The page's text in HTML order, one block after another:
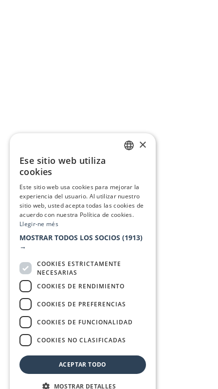
×
Ese sitio web utiliza
cookies
Este sitio web usa cookies para mejorar la
experiencia del usuario. Al utilizar nuestro
sitio web, usted acepta todas las cookies de
acuerdo con nuestra Política de cookies.
Llegir-ne més
MOSTRAR TODOS LOS SOCIOS (1913)
→
COOKIES ESTRICTAMENTE
NECESARIAS
COOKIES DE RENDIMIENTO
COOKIES DE PREFERENCIAS
COOKIES DE FUNCIONALIDAD
COOKIES NO CLASIFICADAS
ACEPTAR TODO
MOSTRAR DETALLES